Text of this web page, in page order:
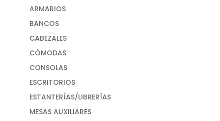
ARMARIOS
BANCOS
CABEZALES
CÓMODAS
CONSOLAS
ESCRITORIOS
ESTANTERÍAS/LIBRERÍAS
MESAS AUXILIARES